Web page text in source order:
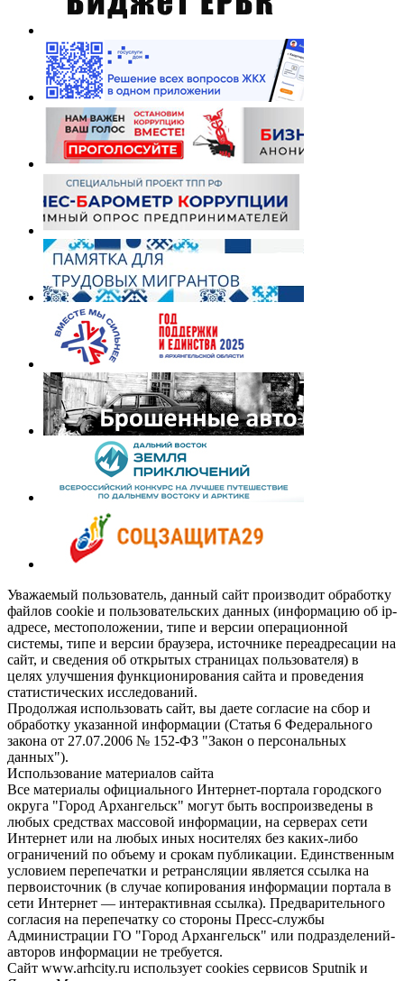
Уважаемый пользователь, данный сайт производит обработку
файлов cookie и пользовательских данных (информацию об ip-
адресе, местоположении, типе и версии операционной
системы, типе и версии браузера, источнике переадресации на
сайт, и сведения об открытых страницах пользователя) в
целях улучшения функционирования сайта и проведения
статистических исследований.
Продолжая использовать сайт, вы даете согласие на сбор и
обработку указанной информации (Статья 6 Федерального
закона от 27.07.2006 № 152-ФЗ "Закон о персональных
данных").
Использование материалов сайта
Все материалы официального Интернет-портала городского
округа "Город Архангельск" могут быть воспроизведены в
любых средствах массовой информации, на серверах сети
Интернет или на любых иных носителях без каких-либо
ограничений по объему и срокам публикации. Единственным
условием перепечатки и ретрансляции является ссылка на
первоисточник (в случае копирования информации портала в
сети Интернет — интерактивная ссылка). Предварительного
согласия на перепечатку со стороны Пресс-службы
Администрации ГО "Город Архангельск" или подразделений-
авторов информации не требуется.
Сайт www.arhcity.ru использует cookies сервисов Sputnik и